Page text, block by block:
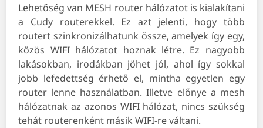
Lehetőség van MESH router hálózatot is kialakítani
a Cudy routerekkel. Ez azt jelenti, hogy több
routert szinkronizálhatunk össze, amelyek így egy,
közös WIFI hálózatot hoznak létre. Ez nagyobb
lakásokban, irodákban jöhet jól, ahol így sokkal
jobb lefedettség érhető el, mintha egyetlen egy
router lenne használatban. Illetve előnye a mesh
hálózatnak az azonos WIFI hálózat, nincs szükség
tehát routerenként másik WIFI-re váltani.